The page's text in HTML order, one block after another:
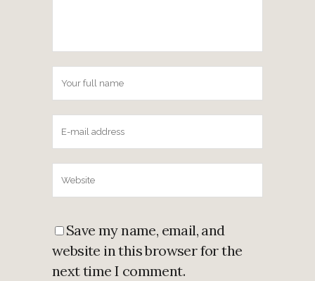
Save my name, email, and
website in this browser for the
next time I comment.